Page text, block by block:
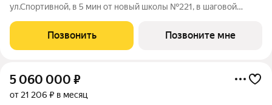
ул.Спортивной, в 5 мин от новый школы №221, в шаговой
блок-секции. Сдача объекта - с отделкой под ключ. Для
удобства и безопасности жителей в
Позвонить Позвоните мне
5 060 000 ₽
от 21 206 ₽ в месяц